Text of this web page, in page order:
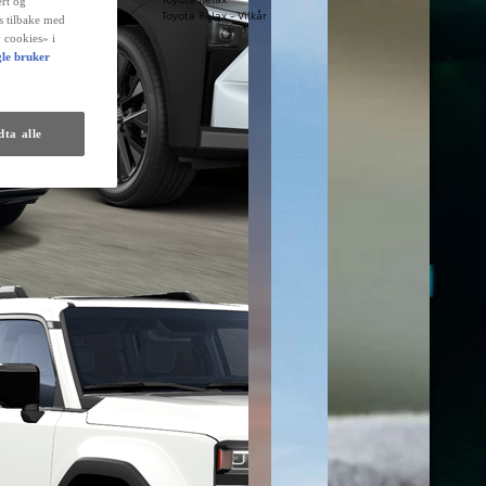
Toyota Relax - Vilkår
tilbake med
i
bruker
alle